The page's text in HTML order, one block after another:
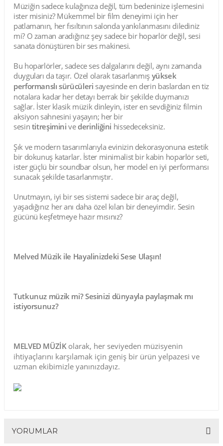
Müziğin sadece kulağınıza değil, tüm bedeninize işlemesini
ister misiniz? Mükemmel bir film deneyimi için her
patlamanın, her fısıltının salonda yankılanmasını dilediniz
mi? O zaman aradığınız şey sadece bir hoparlör değil, sesi
sanata dönüştüren bir ses makinesi.
Bu hoparlörler, sadece ses dalgalarını değil, aynı zamanda
duyguları da taşır. Özel olarak tasarlanmış yüksek
performanslı sürücüleri sayesinde en derin baslardan en tiz
notalara kadar her detayı berrak bir şekilde duymanızı
sağlar. İster klasik müzik dinleyin, ister en sevdiğiniz filmin
aksiyon sahnesini yaşayın; her bir
sesin titreşimini vederinliğini hissedeceksiniz.
Şık ve modern tasarımlarıyla evinizin dekorasyonuna estetik
bir dokunuş katarlar. İster minimalist bir kabin hoparlör seti,
ister güçlü bir soundbar olsun, her model en iyi performansı
sunacak şekilde tasarlanmıştır.
Unutmayın, iyi bir ses sistemi sadece bir araç değil,
yaşadığınız her anı daha özel kılan bir deneyimdir. Sesin
gücünü keşfetmeye hazır mısınız?
Melved Müzik ile Hayalinizdeki Sese Ulaşın!
Tutkunuz müzik mi? Sesinizi dünyayla paylaşmak mı
istiyorsunuz?
MELVED MÜZİK olarak, her seviyeden müzisyenin
ihtiyaçlarını karşılamak için geniş bir ürün yelpazesi ve
uzman ekibimizle yanınızdayız.
YORUMLAR